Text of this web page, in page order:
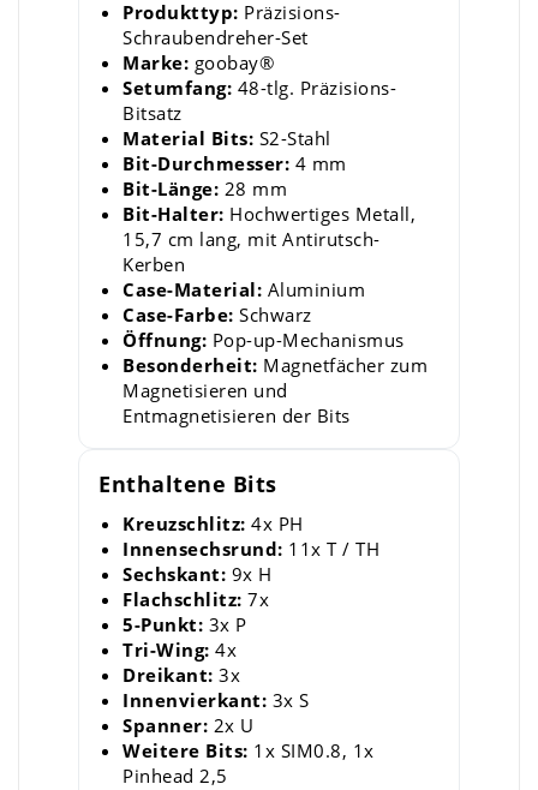
Produkttyp: Präzisions-
Schraubendreher-Set
Marke: goobay®
Setumfang: 48-tlg. Präzisions-
Bitsatz
Material Bits: S2-Stahl
Bit-Durchmesser: 4 mm
Bit-Länge: 28 mm
Bit-Halter: Hochwertiges Metall,
15,7 cm lang, mit Antirutsch-
Kerben
Case-Material: Aluminium
Case-Farbe: Schwarz
Öffnung: Pop-up-Mechanismus
Besonderheit: Magnetfächer zum
Magnetisieren und
Entmagnetisieren der Bits
Enthaltene Bits
Kreuzschlitz: 4x PH
Innensechsrund: 11x T / TH
Sechskant: 9x H
Flachschlitz: 7x
5-Punkt: 3x P
Tri-Wing: 4x
Dreikant: 3x
Innenvierkant: 3x S
Spanner: 2x U
Weitere Bits: 1x SIM0.8, 1x
Pinhead 2,5